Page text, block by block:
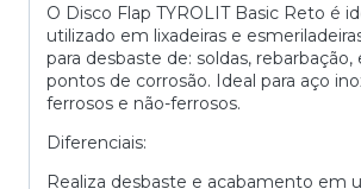
O Disco Flap TYROLIT Basic Reto é
utilizado em lixadeiras e
para desbaste de: soldas,
pontos de corrosão. Ideal para aço
ferrosos e não-ferrosos.
Diferenciais:
Realiza desbaste e acabamento em